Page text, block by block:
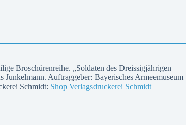
Broschürenreihe. „Soldaten des Dreissigjährigen
Auftraggeber: Bayerisches Armeemuseum
Schmidt: Shop Verlagsdruckerei Schmidt